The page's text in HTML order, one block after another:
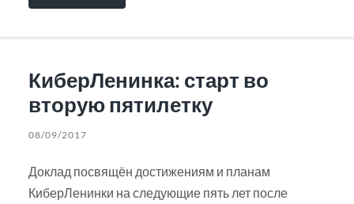
КиберЛенинка: старт во
вторую пятилетку
08/09/2017
Доклад посвящён достижениям и планам
КиберЛенинки на следующие пять лет после